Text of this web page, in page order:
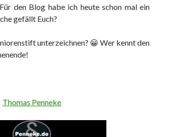
den Blog habe ich heute schon mal ein
gefällt Euch?
unterzeichnen? 😀 Wer kennt den
Thomas Penneke